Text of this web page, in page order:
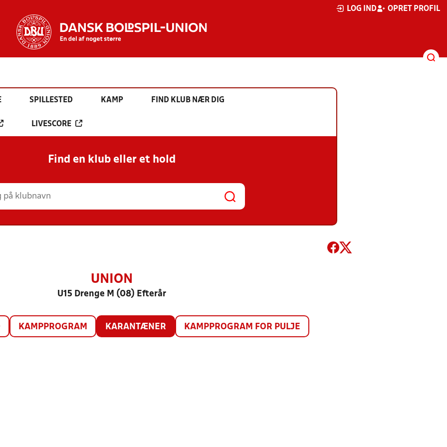
LOG IND OPRET PROFIL
SPILLESTED KAMP FIND KLUB NÆR DIG
LIVESCORE
Find en klub eller et hold
UNION
U15 Drenge M (08) Efterår
KAMPPROGRAM KARANTÆNER KAMPPROGRAM FOR PULJE